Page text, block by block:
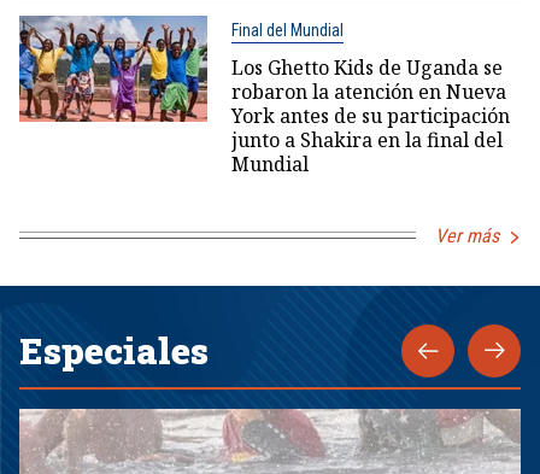
Final del Mundial
Los Ghetto Kids de Uganda se
robaron la atención en Nueva
York antes de su participación
junto a Shakira en la final del
Mundial
Ver más
Especiales